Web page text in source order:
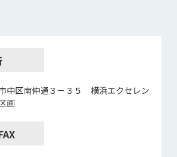
中区南仲通３－３５ 横浜エクセレン
画